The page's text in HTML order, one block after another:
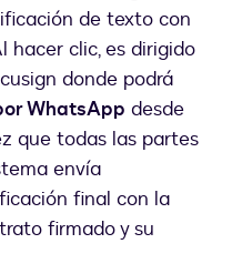
de texto con
hacer clic, es dirigido
donde podrá
WhatsApp desde
que todas las partes
envía
final con la
firmado y su